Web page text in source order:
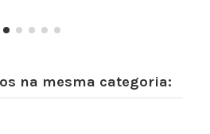
na mesma categoria: